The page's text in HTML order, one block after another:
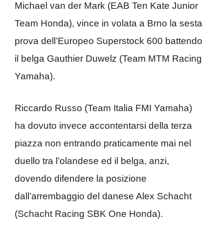
Michael van der Mark (EAB Ten Kate Junior
Team Honda), vince in volata a Brno la sesta
prova dell’Europeo Superstock 600 battendo
il belga Gauthier Duwelz (Team MTM Racing
Yamaha).
Riccardo Russo (Team Italia FMI Yamaha)
ha dovuto invece accontentarsi della terza
piazza non entrando praticamente mai nel
duello tra l’olandese ed il belga, anzi,
dovendo difendere la posizione
dall’arrembaggio del danese Alex Schacht
(Schacht Racing SBK One Honda).